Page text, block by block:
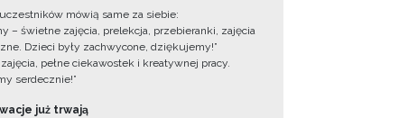
mówią same za siebie:
– świetne zajęcia, prelekcja, przebieranki, zajęcia
Dzieci były zachwycone, dziękujemy!”
zajęcia, pełne ciekawostek i kreatywnej pracy.
serdecznie!”
już trwają